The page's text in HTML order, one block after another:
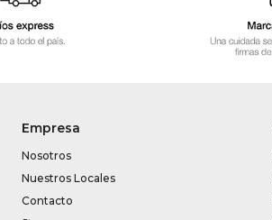
Empresa
Nosotros
Nuestros Locales
Contacto